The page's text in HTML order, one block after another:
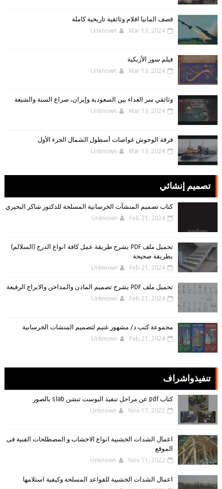
قصف المانيا افلام وثائقية تاريخية كاملة
Unknown Mar 13, 2024
فيلم سور الأزبكية
Unknown Mar 13, 2024
وثائقي سر العداء بين السعودية وإيران، صراع السنة والشيعة
Unknown Mar 13, 2024
فرقة الوحوش غواصات أسطول الشمال الجزء الأول
Unknown Mar 13, 2024
تصميم إنشائي
كتاب تصميم المنشآت الخرسانية المسلحة للدكتور شاكر البحيري
Unknown Feb 21, 2024
تحميل ملف PDF يشرح طريقة عمل كافة انواع الدرج (السلالم)
بطريقة صحيحة
Unknown Feb 21, 2024
تحميل ملف PDF يشرح تصميم الماذن والمداخن والابراج الرفيعة
Unknown Feb 21, 2024
مجموعة كتب د/ مشهور غنيم لتصميم المنشات الخرسانية
Unknown Feb 21, 2024
تنفيذواشراف
كتاب pdf عن مراحل تنفيذ البوست تنشن slab بالصور
Unknown Nov 17, 2022
اعمال الشدات الخشبية انواع الاخشاب و المصطلحات الفنية فى
الموقع
Unknown Nov 11, 2022
اعمال الشدات الخشبية للقواعد المسلحة وكيفية استلامها